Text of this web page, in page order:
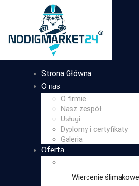
Strona Główna
O nas
O firmie
Nasz zespół
Usługi
Dyplomy i certyfikaty
Galeria
Oferta
Wiercenie ślimakowe